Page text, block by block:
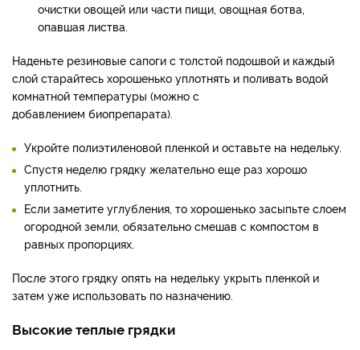
очистки овощей или части пищи, овощная ботва,
опавшая листва.
Наденьте резиновые сапоги с толстой подошвой и каждый
слой старайтесь хорошенько уплотнять и поливать водой
комнатной температуры (можно с
добавлением биопрепарата).
Укройте полиэтиленовой пленкой и оставьте на недельку.
Спустя неделю грядку желательно еще раз хорошо
уплотнить.
Если заметите углубления, то хорошенько засыпьте слоем
огородной земли, обязательно смешав с компостом в
равных пропорциях.
После этого грядку опять на недельку укрыть пленкой и
затем уже использовать по назначению.
Высокие теплые грядки